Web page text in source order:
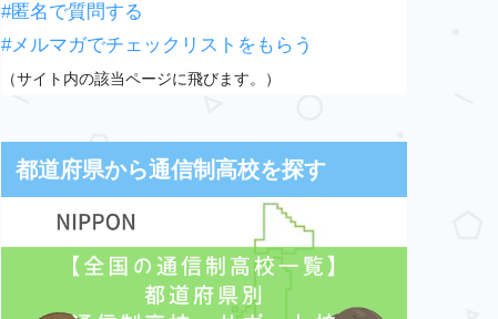
#匿名で質問する
#メルマガでチェックリストをもらう
（サイト内の該当ページに飛びます。）
都道府県から通信制高校を探す